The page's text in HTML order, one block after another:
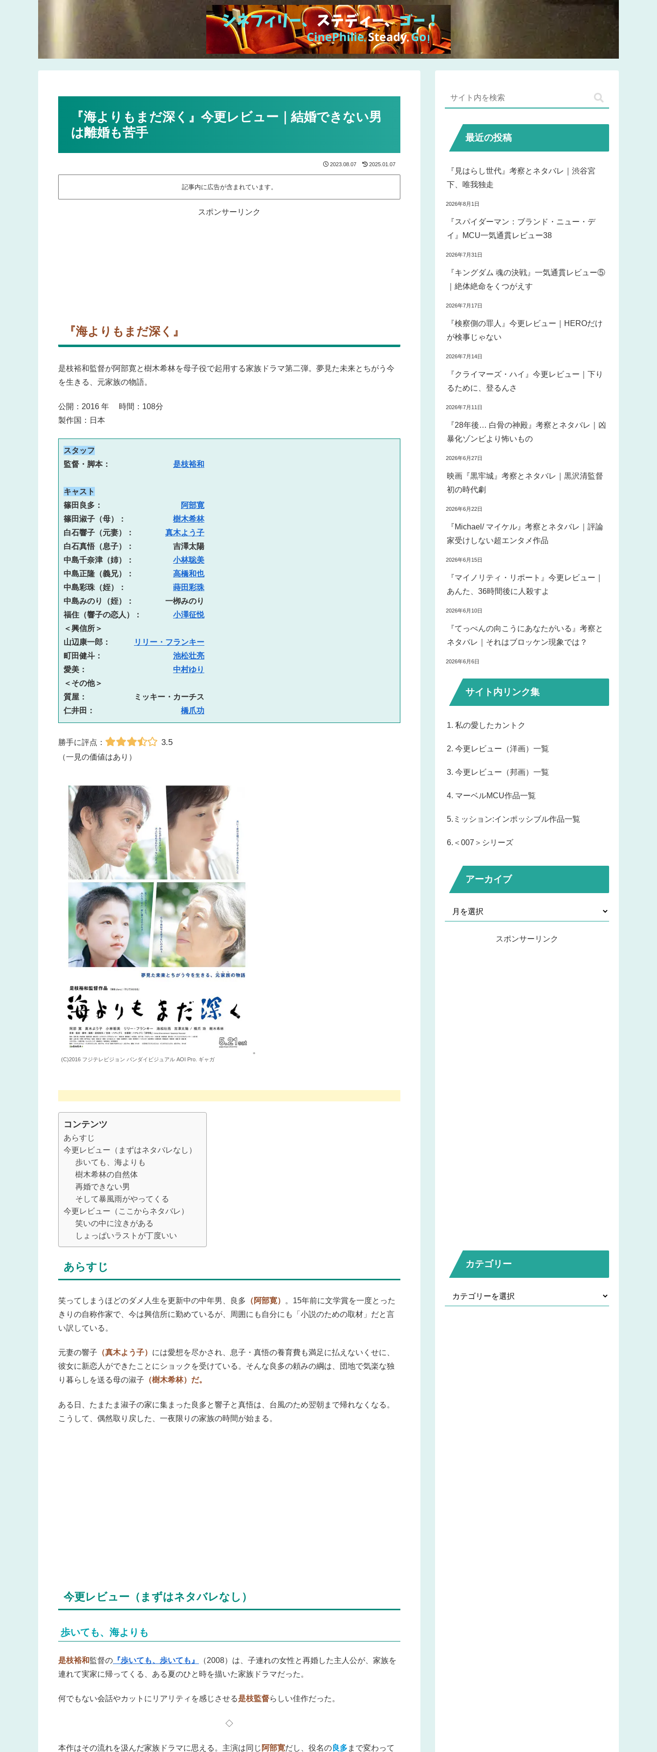
『海よりもまだ深く』今更レビュー｜結婚できない男
は離婚も苦手
2023.08.07 2025.01.07
記事内に広告が含まれています。
スポンサーリンク
『海よりもまだ深く』
是枝裕和監督が阿部寛と樹木希林を母子役で起用する家族ドラマ第二弾。夢見た未来とちがう今
を生きる、元家族の物語。
公開：2016 年 時間：108分
製作国：日本
スタッフ
監督・脚本： 是枝裕和
キャスト
篠田良多：
阿部寛
篠田淑子（母）： 樹木希林
白石響子（元妻）： 真木よう子
白石真悟（息子）：　　　　　吉澤太陽
中島千奈津（姉）： 小林聡美
中島正隆（義兄）： 高橋和也
中島彩珠（姪）： 蒔田彩珠
中島みのり（姪）：　　　　一栁みのり
福住（響子の恋人）： 小澤征悦
＜興信所＞
山辺康一郎：
リリー・フランキー
町田健斗： 池松壮亮
愛美： 中村ゆり
＜その他＞
質屋：　　　　　　ミッキー・カーチス
仁井田： 橋爪功
勝手に評点： 3.5
（一見の価値はあり）
(C)2016 フジテレビジョン バンダイビジュアル AOI Pro. ギャガ
コンテンツ
あらすじ
今更レビュー（まずはネタバレなし）
歩いても、海よりも
樹木希林の自然体
再婚できない男
そして暴風雨がやってくる
今更レビュー（ここからネタバレ）
笑いの中に泣きがある
しょっぱいラストが丁度いい
あらすじ
笑ってしまうほどのダメ人生を更新中の中年男、良多 （阿部寛）
。15年前に文学賞を一度とった
きりの自称作家で、今は興信所に勤めているが、周囲にも自分にも「小説のための取材」だと言
い訳している。
元妻の響子 （真木よう子） には愛想を尽かされ、息子・真悟の養育費も満足に払えないくせに、
彼女に新恋人ができたことにショックを受けている。そんな良多の頼みの綱は、団地で気楽な独
り暮らしを送る母の淑子 （樹木希林）だ。
ある日、たまたま淑子の家に集まった良多と響子と真悟は、台風のため翌朝まで帰れなくなる。
こうして、偶然取り戻した、一夜限りの家族の時間が始まる。
今更レビュー（まずはネタバレなし）
歩いても、海よりも
是枝裕和監督の 『歩いても、歩いても』
（2008）は、子連れの女性と再婚した主人公が、家族を
連れて実家に帰ってくる、ある夏のひと時を描いた家族ドラマだった。
何でもない会話やカットにリアリティを感じさせる是枝監督らしい佳作だった。
◇
本作はその流れを汲んだ家族ドラマに思える。主演は同じ 阿部寛だし、役名の 良多まで変わって
最近の投稿
『見はらし世代』考察とネタバレ｜渋谷宮
下、唯我独走
2026年8月1日
『スパイダーマン：ブランド・ニュー・デ
イ』MCU一気通貫レビュー38
2026年7月31日
『キングダム 魂の決戦』一気通貫レビュー⑤
｜絶体絶命をくつがえす
2026年7月17日
『検察側の罪人』今更レビュー｜HEROだけ
が検事じゃない
2026年7月14日
『クライマーズ・ハイ』今更レビュー｜下り
るために、登るんさ
2026年7月11日
『28年後… 白骨の神殿』考察とネタバレ｜凶
暴化ゾンビより怖いもの
2026年6月27日
映画『黒牢城』考察とネタバレ｜黒沢清監督
初の時代劇
2026年6月22日
『Michael/ マイケル』考察とネタバレ｜評論
家受けしない超エンタメ作品
2026年6月15日
『マイノリティ・リポート』今更レビュー｜
あんた、36時間後に人殺すよ
2026年6月10日
『てっぺんの向こうにあなたがいる』考察と
ネタバレ｜それはブロッケン現象では？
2026年6月6日
サイト内リンク集
1. 私の愛したカントク
2. 今更レビュー（洋画）一覧
3. 今更レビュー（邦画）一覧
4. マーベルMCU作品一覧
5.ミッション:インポッシブル作品一覧
6.＜007＞シリーズ
アーカイブ
スポンサーリンク
カテゴリー